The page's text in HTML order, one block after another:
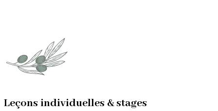
Leçons individuelles & stages